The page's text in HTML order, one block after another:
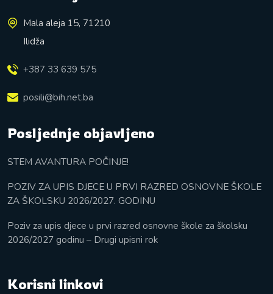
Mala aleja 15, 71210
Ilidža
+387 33 639 575
posili@bih.net.ba
Posljednje objavljeno
STEM AVANTURA POČINJE!
POZIV ZA UPIS DJECE U PRVI RAZRED OSNOVNE ŠKOLE
ZA ŠKOLSKU 2026/2027. GODINU
Poziv za upis djece u prvi razred osnovne škole za školsku
2026/2027 godinu – Drugi upisni rok
Korisni linkovi